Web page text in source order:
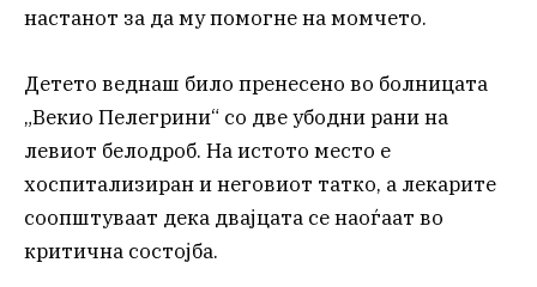
настанот за да му помогне на момчето.
Детето веднаш било пренесено во болницата
„Векио Пелегрини“ со две убодни рани на
левиот белодроб. На истото место е
хоспитализиран и неговиот татко, а лекарите
соопштуваат дека двајцата се наоѓаат во
критична состојба.